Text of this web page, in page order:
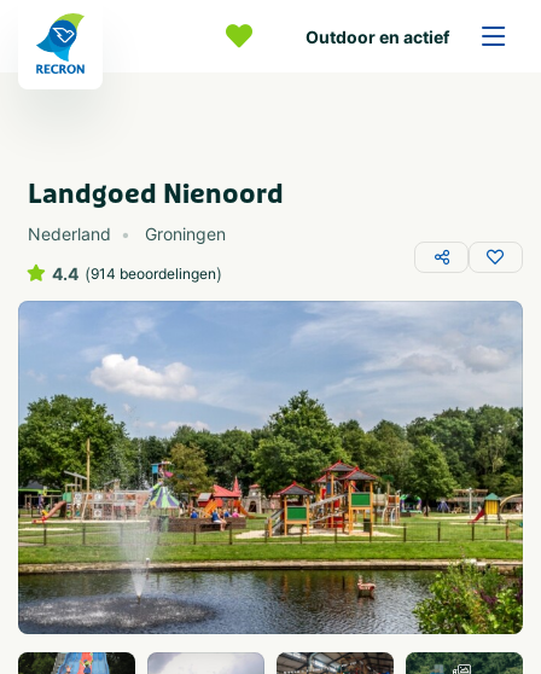
Outdoor en actief
Landgoed Nienoord
Nederland
Groningen
4.4 (914 beoordelingen)